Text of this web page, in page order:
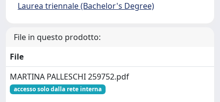
Laurea triennale (Bachelor's Degree)
File in questo prodotto:
File
MARTINA PALLESCHI 259752.pdf
accesso solo dalla rete interna